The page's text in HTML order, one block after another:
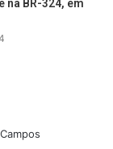
na BR-324, em
Campos